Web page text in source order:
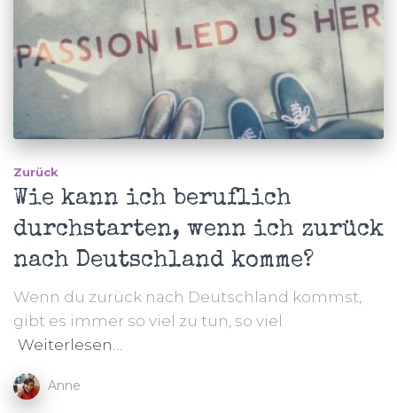
Zurück
Wie kann ich beruflich
durchstarten, wenn ich zurück
nach Deutschland komme?
Wenn du zurück nach Deutschland kommst,
gibt es immer so viel zu tun, so viel
Weiterlesen…
Anne